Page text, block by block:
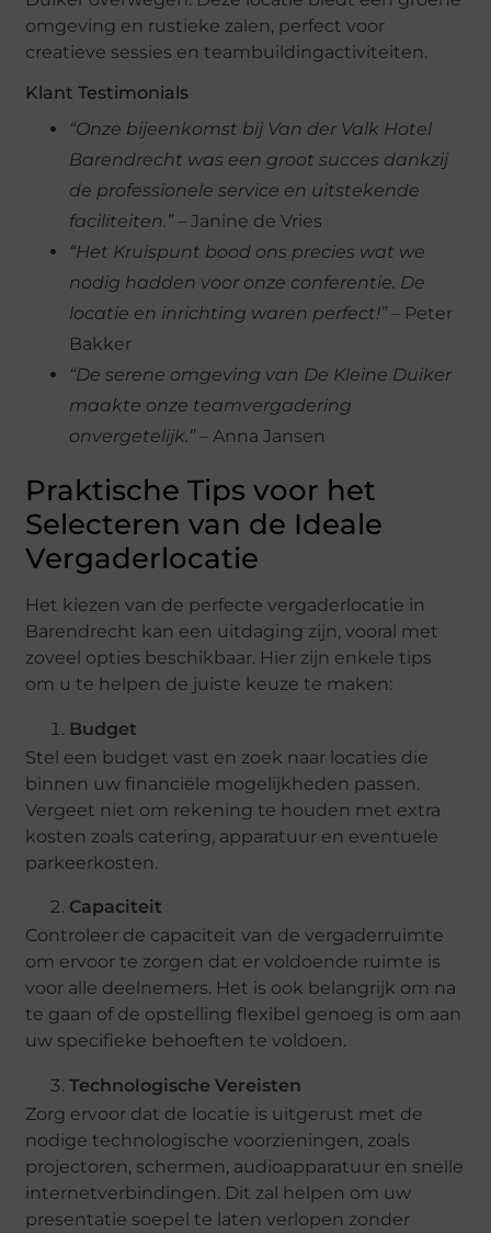
omgeving en rustieke zalen, perfect voor
creatieve sessies en teambuildingactiviteiten.
Klant Testimonials
“Onze bijeenkomst bij Van der Valk Hotel
Barendrecht was een groot succes dankzij
de professionele service en uitstekende
faciliteiten.”– Janine de Vries
“Het Kruispunt bood ons precies wat we
nodig hadden voor onze conferentie. De
locatie en inrichting waren perfect!”– Peter
Bakker
“De serene omgeving van De Kleine Duiker
maakte onze teamvergadering
onvergetelijk.”– Anna Jansen
Praktische Tips voor het
Selecteren van de Ideale
Vergaderlocatie
Het kiezen van de perfecte vergaderlocatie in
Barendrecht kan een uitdaging zijn, vooral met
zoveel opties beschikbaar. Hier zijn enkele tips
om u te helpen de juiste keuze te maken:
Budget
Stel een budget vast en zoek naar locaties die
binnen uw financiële mogelijkheden passen.
Vergeet niet om rekening te houden met extra
kosten zoals catering, apparatuur en eventuele
parkeerkosten.
Capaciteit
Controleer de capaciteit van de vergaderruimte
om ervoor te zorgen dat er voldoende ruimte is
voor alle deelnemers. Het is ook belangrijk om na
te gaan of de opstelling flexibel genoeg is om aan
uw specifieke behoeften te voldoen.
Technologische Vereisten
Zorg ervoor dat de locatie is uitgerust met de
nodige technologische voorzieningen, zoals
projectoren, schermen, audioapparatuur en snelle
internetverbindingen. Dit zal helpen om uw
presentatie soepel te laten verlopen zonder